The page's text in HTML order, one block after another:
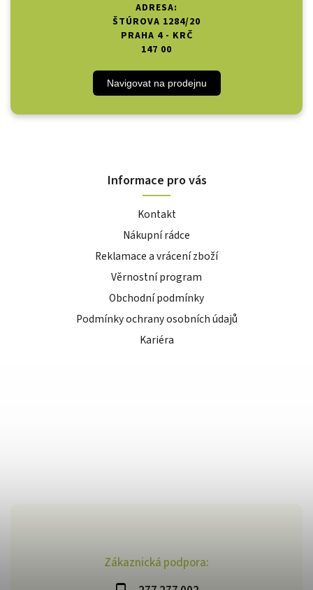
Zákaznická podpora:
ADRESA:
ŠTÚROVA 1284/20
PRAHA 4 - KRČ
147 00
Navigovat na prodejnu
Informace pro vás
Kontakt
Nákupní rádce
Reklamace a vrácení zboží
Věrnostní program
Obchodní podmínky
Podmínky ochrany osobních údajů
Kariéra